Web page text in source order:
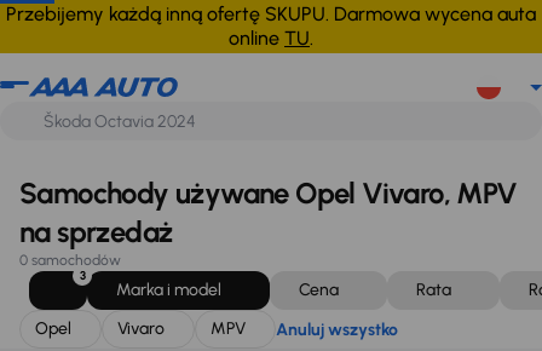
Przebijemy każdą inną ofertę SKUPU. Darmowa wycena auta
online TU.
Opel Vivaro MPV Anuluj wszystko
Samochody używane Opel Vivaro, MPV
na sprzedaż
0 samochodów
3
Marka i model Cena Rata
Opel
Vivaro MPV Anuluj wszystko